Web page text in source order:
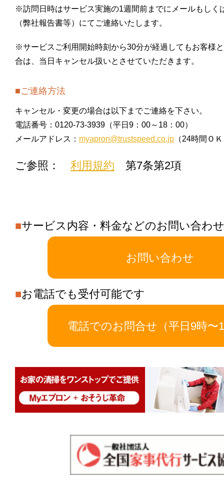
※訪問日時はサービス実施の1週間前までにメールもしく
（弊社報告書等）にてご連絡いたします。
※サービスご利用開始時刻から30分が経過してもお客様
合は、当日キャンセル扱いとさせていただきます。
■ご連絡方法
キャンセル・変更の場合は以下までご連絡を下さい。
電話番号：0120-73-3939（平日9：00～18：00）
メールアドレス： myapron@trustspeed.co.jp （24時間Ｏ
ご参照： 利用規約 第7条第2項
■サービス内容・料金などのお問い合わ
お問い合わせ
■お電話でも受付可能です
電話でのお問合せ（平日9時〜